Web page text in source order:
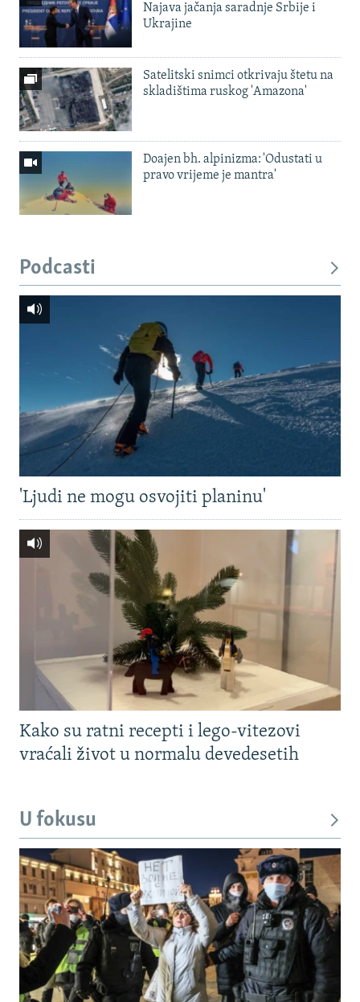
Najava jačanja saradnje Srbije i
Ukrajine
Satelitski snimci otkrivaju štetu na
skladištima ruskog 'Amazona'
Doajen bh. alpinizma: 'Odustati u
pravo vrijeme je mantra'
Podcasti
'Ljudi ne mogu osvojiti planinu'
Kako su ratni recepti i lego-vitezovi
vraćali život u normalu devedesetih
U fokusu